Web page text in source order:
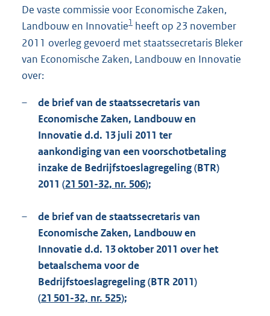
b
De vaste commissie voor Economische Zaken,
Landbouw en Innovatie1 heeft op 23 november
2011 overleg gevoerd met staatssecretaris Bleker
van Economische Zaken, Landbouw en Innovatie
over:
–
de brief van de staatssecretaris van
Economische Zaken, Landbouw en
Innovatie d.d. 13 juli 2011 ter
aankondiging van een voorschotbetaling
inzake de Bedrijfstoeslagregeling (BTR)
2011 (21 501-32, nr. 506);
–
de brief van de staatssecretaris van
Economische Zaken, Landbouw en
Innovatie d.d. 13 oktober 2011 over het
betaalschema voor de
Bedrijfstoeslagregeling (BTR 2011)
(21 501-32, nr. 525);